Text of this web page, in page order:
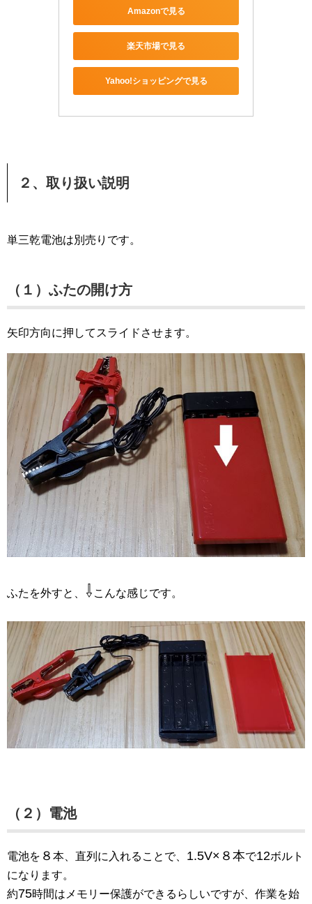
Amazonで見る
楽天市場で見る
Yahoo!ショッピングで見る
２、取り扱い説明
単三乾電池は別売りです。
（１）ふたの開け方
矢印方向に押してスライドさせます。
ふたを外すと、 ⇩ こんな感じです。
（２）電池
電池を ８ 本、直列に入れることで、 1.5V×８本で12ボルト
になります。
約75時間はメモリー保護ができるらしいですが、作業を始